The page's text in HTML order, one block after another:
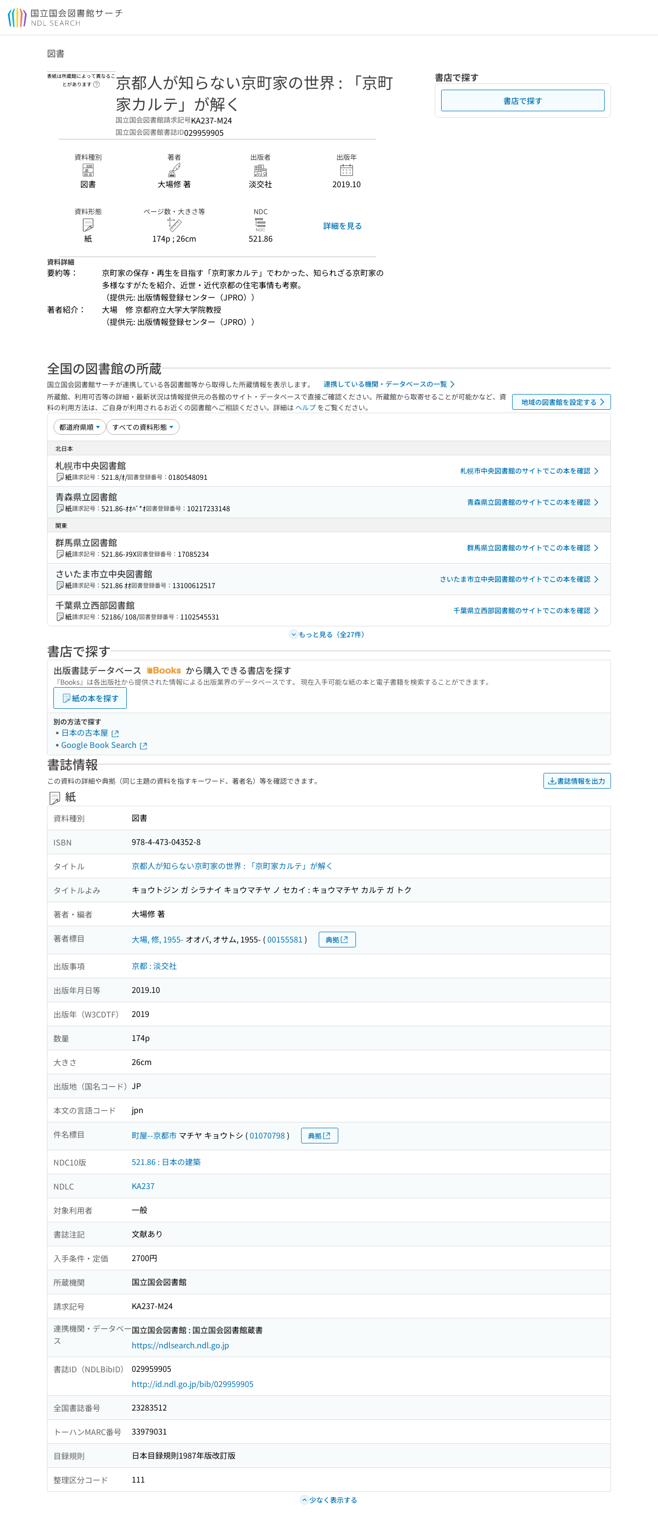
本文へ移動
図書
表紙は所蔵館によって異なるこ
とがあります
ヘルプページへのリンク
京都人が知らない京町家の世界 : 「京町
家カルテ」が解く
国立国会図書館請求記号KA237-M24
国立国会図書館書誌ID029959905
資料種別
図書
著者
大場修 著
出版者
淡交社
出版年
2019.10
資料形態
紙
ページ数・大きさ等
174p ; 26cm
NDC
521.86
詳細を見る
資料詳細
要約等：
京町家の保存・再生を目指す「京町家カルテ」でわかった、知られざる京町家の
多様なすがたを紹介、近世・近代京都の住宅事情も考察。
（提供元: 出版情報登録センター（JPRO））
著者紹介：
大場　修 京都府立大学大学院教授
（提供元: 出版情報登録センター（JPRO））
書店で探す
書店で探す
全国の図書館の所蔵
国立国会図書館サーチが連携している各図書館等から取得した所蔵情報を表示します。
連携している機関・データベースの一覧
所蔵館、利用可否等の詳細・最新状況は情報提供元の各館のサイト・データベースで直接ご確認ください。所蔵館から取寄せることが可能かなど、資
料の利用方法は、ご自身が利用されるお近くの図書館へご相談ください。詳細は ヘルプ をご覧ください。
地域の図書館を設定する
北日本
札幌市中央図書館
紙請求記号： 521.8/ｵ/図書登録番号： 0180548091
札幌市中央図書館のサイトでこの本を確認
青森県立図書館
紙請求記号： 521.86-ｵｵﾊﾞ*ｵ図書登録番号： 10217233148
青森県立図書館のサイトでこの本を確認
関東
群馬県立図書館
紙請求記号： 521.86-ﾇ9X図書登録番号： 17085234
群馬県立図書館のサイトでこの本を確認
さいたま市立中央図書館
紙請求記号： 521.86 ｵｵ図書登録番号： 13100612517
さいたま市立中央図書館のサイトでこの本を確認
千葉県立西部図書館
紙請求記号： 52186/ 108/図書登録番号： 1102545531
千葉県立西部図書館のサイトでこの本を確認
もっと見る（全27件）
書店で探す
出版書誌データベース から購入できる書店を探す
『Books』は各出版社から提供された情報による出版業界のデータベースです。 現在入手可能な紙の本と電子書籍を検索することができます。
紙の本を探す
別の方法で探す
日本の古本屋
Google Book Search
書誌情報
この資料の詳細や典拠（同じ主題の資料を指すキーワード、著者名）等を確認できます。 書誌情報を出力
紙
資料種別 図書
ISBN 978-4-473-04352-8
タイトル 京都人が知らない京町家の世界 : 「京町家カルテ」が解く
タイトルよみ キョウトジン ガ シラナイ キョウマチヤ ノ セカイ : キョウマチヤ カルテ ガ トク
著者・編者 大場修 著
著者標目 大場, 修, 1955- オオバ, オサム, 1955- (00155581 ) 典拠
出版事項 京都 : 淡交社
出版年月日等 2019.10
出版年（W3CDTF） 2019
数量 174p
大きさ 26cm
出版地（国名コード） JP
本文の言語コード jpn
件名標目 町屋--京都市 マチヤ キョウトシ (01070798 ) 典拠
NDC10版 521.86 : 日本の建築
NDLC KA237
対象利用者 一般
書誌注記 文献あり
入手条件・定価 2700円
所蔵機関 国立国会図書館
請求記号
KA237-M24
連携機関・データベー
ス
国立国会図書館 : 国立国会図書館蔵書
https://ndlsearch.ndl.go.jp
書誌ID（NDLBibID）
029959905
http://id.ndl.go.jp/bib/029959905
全国書誌番号 23283512
トーハンMARC番号 33979031
目録規則 日本目録規則1987年版改訂版
整理区分コード 111
少なく表示する